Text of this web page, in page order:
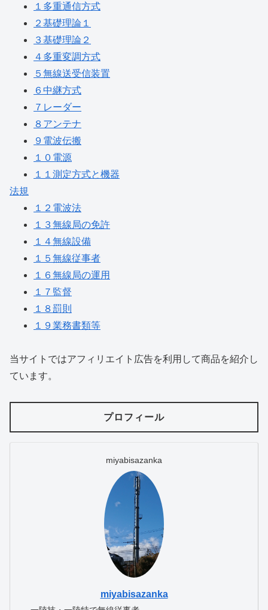
１多重通信方式
２基礎理論１
３基礎理論２
４多重変調方式
５無線送受信装置
６中継方式
７レーダー
８アンテナ
９電波伝搬
１０電源
１１測定方式と機器
法規
１２電波法
１３無線局の免許
１４無線設備
１５無線従事者
１６無線局の運用
１７監督
１８罰則
１９業務書類等
当サイトではアフィリエイト広告を利用して商品を紹介し
ています。
プロフィール
miyabisazanka
miyabisazanka